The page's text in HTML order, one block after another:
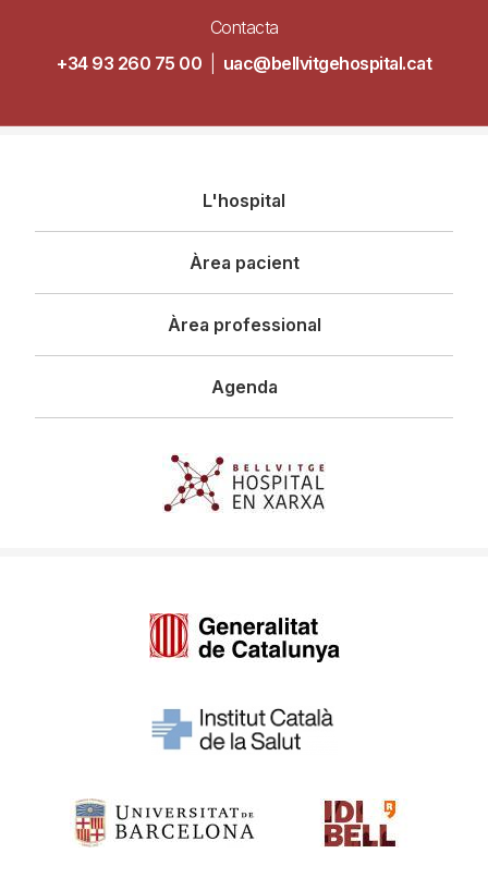
Contacta
+34 93 260 75 00
uac@bellvitgehospital.cat
principal
L'hospital
Àrea pacient
Àrea professional
Agenda